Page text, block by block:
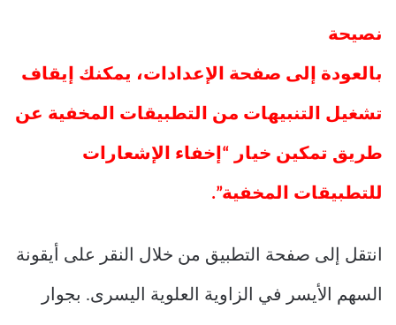
نصيحة
بالعودة إلى صفحة الإعدادات، يمكنك إيقاف
تشغيل التنبيهات من التطبيقات المخفية عن
طريق تمكين خيار “إخفاء الإشعارات
للتطبيقات المخفية”.
انتقل إلى صفحة التطبيق من خلال النقر على أيقونة
السهم الأيسر في الزاوية العلوية اليسرى. بجوار